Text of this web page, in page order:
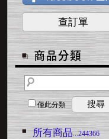
查訂單
僅此分類 搜尋
所有商品 ...244366